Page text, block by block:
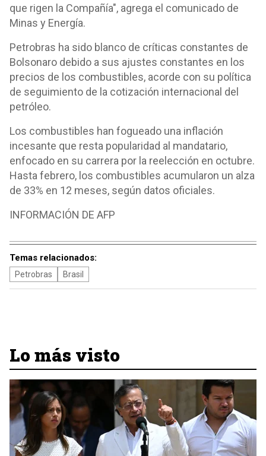
que rigen la Compañía", agrega el comunicado de
Minas y Energía.
Petrobras ha sido blanco de críticas constantes de
Bolsonaro debido a sus ajustes constantes en los
precios de los combustibles, acorde con su política
de seguimiento de la cotización internacional del
petróleo.
Los combustibles han fogueado una inflación
incesante que resta popularidad al mandatario,
enfocado en su carrera por la reelección en octubre.
Hasta febrero, los combustibles acumularon un alza
de 33% en 12 meses, según datos oficiales.
INFORMACIÓN DE AFP
Temas relacionados:
Petrobras Brasil
Lo más visto